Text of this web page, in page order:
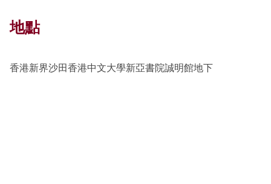
地點
香港新界沙田香港中文大學新亞書院誠明館地下